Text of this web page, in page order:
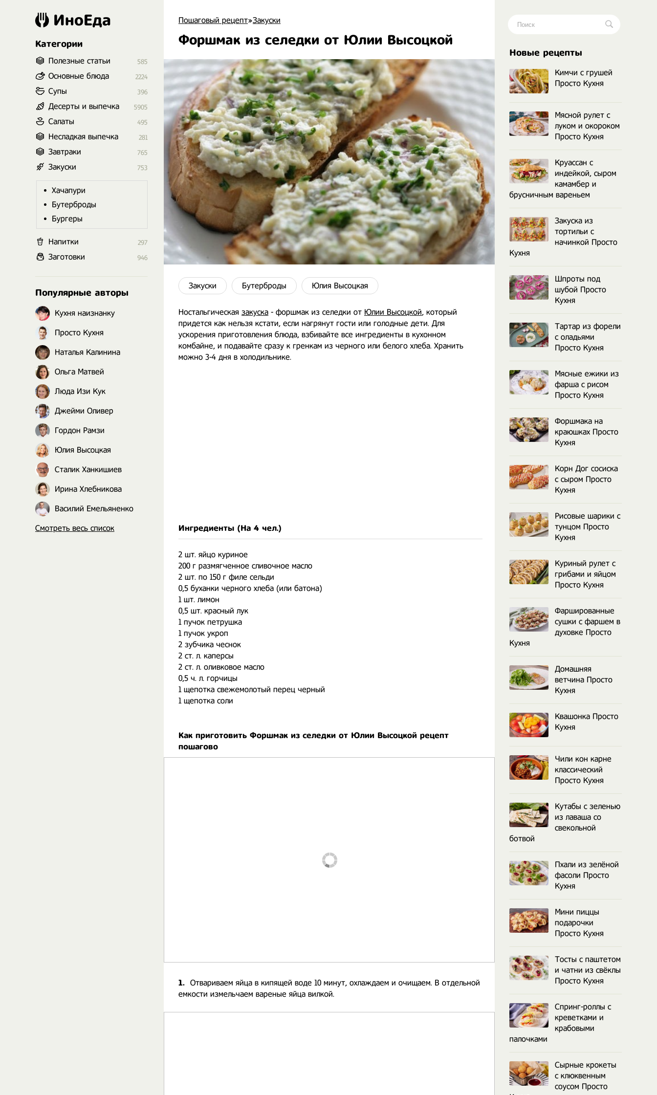
Пошаговый рецепт»Закуски
Форшмак из селедки от Юлии Высоцкой
Закуски Бутерброды Юлия Высоцкая
Ностальгическая закуска - форшмак из селедки от Юлии Высоцкой, который
придется как нельзя кстати, если нагрянут гости или голодные дети. Для
ускорения приготовления блюда, взбивайте все ингредиенты в кухонном
комбайне, и подавайте сразу к гренкам из черного или белого хлеба. Хранить
можно 3-4 дня в холодильнике.
Ингредиенты (На 4 чел.)
2 шт. яйцо куриное
200 г размягченное сливочное масло
2 шт. по 150 г филе сельди
0,5 буханки черного хлеба (или батона)
1 шт. лимон
0,5 шт. красный лук
1 пучок петрушка
1 пучок укроп
2 зубчика чеснок
2 ст. л. каперсы
2 ст. л. оливковое масло
0,5 ч. л. горчицы
1 щепотка свежемолотый перец черный
1 щепотка соли
Как приготовить Форшмак из селедки от Юлии Высоцкой рецепт
пошагово
1. Отвариваем яйца в кипящей воде 10 минут, охлаждаем и очищаем. В отдельной
емкости измельчаем вареные яйца вилкой.
ИноЕда
Категории
Полезные статьи 585
Основные блюда 2224
Супы 396
Десерты и выпечка 5905
Салаты 495
Несладкая выпечка 281
Завтраки 765
Закуски 753
Хачапури
Бутерброды
Бургеры
Напитки 297
Заготовки 946
Популярные авторы
Кухня наизнанку
Просто Кухня
Наталья Калинина
Ольга Матвей
Люда Изи Кук
Джейми Оливер
Гордон Рамзи
Юлия Высоцкая
Сталик Ханкишиев
Ирина Хлебникова
Василий Емельяненко
Смотреть весь список
Новые рецепты
Кимчи с грушей
Просто Кухня
Мясной рулет с
луком и окороком
Просто Кухня
Круассан с
индейкой, сыром
камамбер и
брусничным вареньем
Закуска из
тортильи с
начинкой Просто
Кухня
Шпроты под
шубой Просто
Кухня
Тартар из форели
с оладьями
Просто Кухня
Мясные ежики из
фарша с рисом
Просто Кухня
Форшмака на
краюшках Просто
Кухня
Корн Дог сосиска
с сыром Просто
Кухня
Рисовые шарики с
тунцом Просто
Кухня
Куриный рулет с
грибами и яйцом
Просто Кухня
Фаршированные
сушки с фаршем в
духовке Просто
Кухня
Домашняя
ветчина Просто
Кухня
Квашонка Просто
Кухня
Чили кон карне
классический
Просто Кухня
Кутабы с зеленью
из лаваша со
свекольной
ботвой
Пхали из зелёной
фасоли Просто
Кухня
Мини пиццы
подарочки
Просто Кухня
Тосты с паштетом
и чатни из свёклы
Просто Кухня
Спринг-роллы с
креветками и
крабовыми
палочками
Сырные крокеты
с клюквенным
соусом Просто